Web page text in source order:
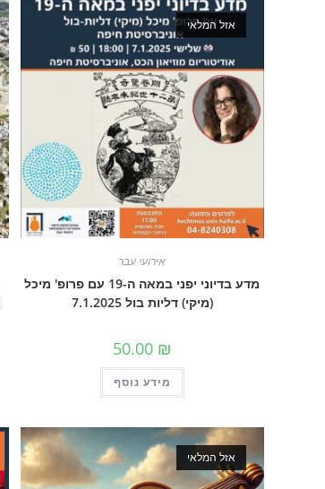
אזל המלאי
אירועי עבר
מדע בדיוני יפני במאה ה-19 עם פרופ' מיכל
(מיקי) דליות בול 7.1.2025
50.00 ₪
מידע נוסף
אזל המלאי